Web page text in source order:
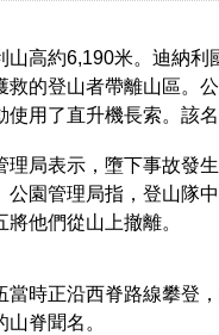
山高約6,190米。迪納利
救的登山者帶離山區。
使用了直升機長索。該
理局表示，墮下事故發
公園管理局指，登山隊
將他們從山上撤離。
當時正沿西脊路線攀登
山脊聞名。